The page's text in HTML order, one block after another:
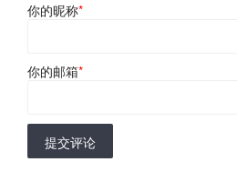
你的昵称*
你的邮箱*
提交评论